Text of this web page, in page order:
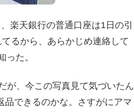
楽天銀行の普通口座は1日の引
るから、あらかじめ連絡して
た。
が、今この写真見て気づいたん
品できるのかな。さすがにアマ